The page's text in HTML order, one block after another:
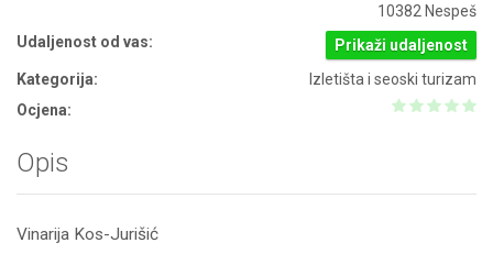
10382 Nespeš
Udaljenost od vas:
Prikaži udaljenost
Kategorija:
Izletišta i seoski turizam
Ocjena:
Opis
Vinarija Kos-Jurišić